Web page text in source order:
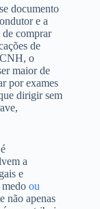
documento
e a
comprar
de
o
maior de
por exames
dirigir sem
a
e
medo ou
não apenas